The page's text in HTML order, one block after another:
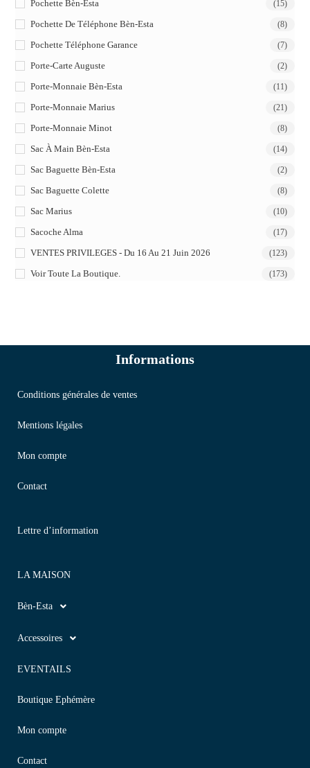
Pochette Bèn-Esta (15)
Pochette De Téléphone Bèn-Esta (8)
Pochette Téléphone Garance (7)
Porte-Carte Auguste (2)
Porte-Monnaie Bèn-Esta (11)
Porte-Monnaie Marius (21)
Porte-Monnaie Minot (8)
Sac À Main Bèn-Esta (14)
Sac Baguette Bèn-Esta (2)
Sac Baguette Colette (8)
Sac Marius (10)
Sacoche Alma (17)
VENTES PRIVILEGES - Du 16 Au 21 Juin 2026 (123)
Voir Toute La Boutique. (173)
Informations
Conditions générales de ventes
Mentions légales
Mon compte
Contact
Lettre d’information
LA MAISON
Bèn-Esta
Accessoires
EVENTAILS
Boutique Ephémère
Mon compte
Contact